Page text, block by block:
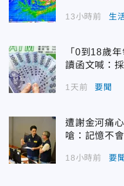
13小時前 生
「0到18歲
讀函文喊：
1天前 要聞
遭謝金河痛
嗆：記憶不
18小時前 要